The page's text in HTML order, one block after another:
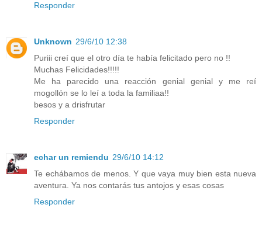
Responder
Unknown 29/6/10 12:38
Puriii creí que el otro día te había felicitado pero no !!
Muchas Felicidades!!!!!
Me ha parecido una reacción genial genial y me reí
mogollón se lo leí a toda la familiaa!!
besos y a drisfrutar
Responder
echar un remiendu 29/6/10 14:12
Te echábamos de menos. Y que vaya muy bien esta nueva
aventura. Ya nos contarás tus antojos y esas cosas
Responder